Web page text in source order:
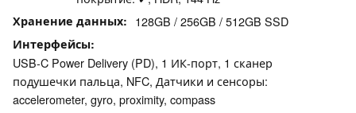
Хранение данных 128GB / 256GB / 512GB SSD
Интерфейсы
USB-C Power Delivery (PD), 1 ИК-порт, 1 сканер
подушечки пальца, NFC, Датчики и сенсоры:
accelerometer, gyro, proximity, compass